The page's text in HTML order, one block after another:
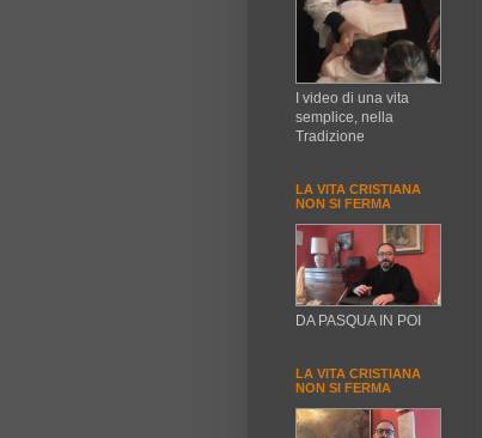
I video di una vita
semplice, nella
Tradizione
LA VITA CRISTIANA
NON SI FERMA
DA PASQUA IN POI
LA VITA CRISTIANA
NON SI FERMA